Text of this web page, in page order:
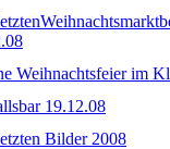
Weihnachtsfeier im
19.12.08
Bilder 2008